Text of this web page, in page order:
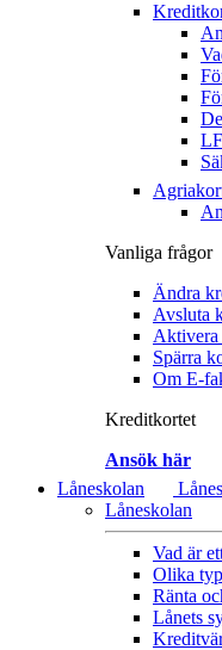
Vanliga frågor
Ändra
Avsluta
Aktivera
Spärra
Om E-
Kreditkortet
Ansök här
Låneskolan
Låneskolan
Vad är
Olika
Ränta
Lånets